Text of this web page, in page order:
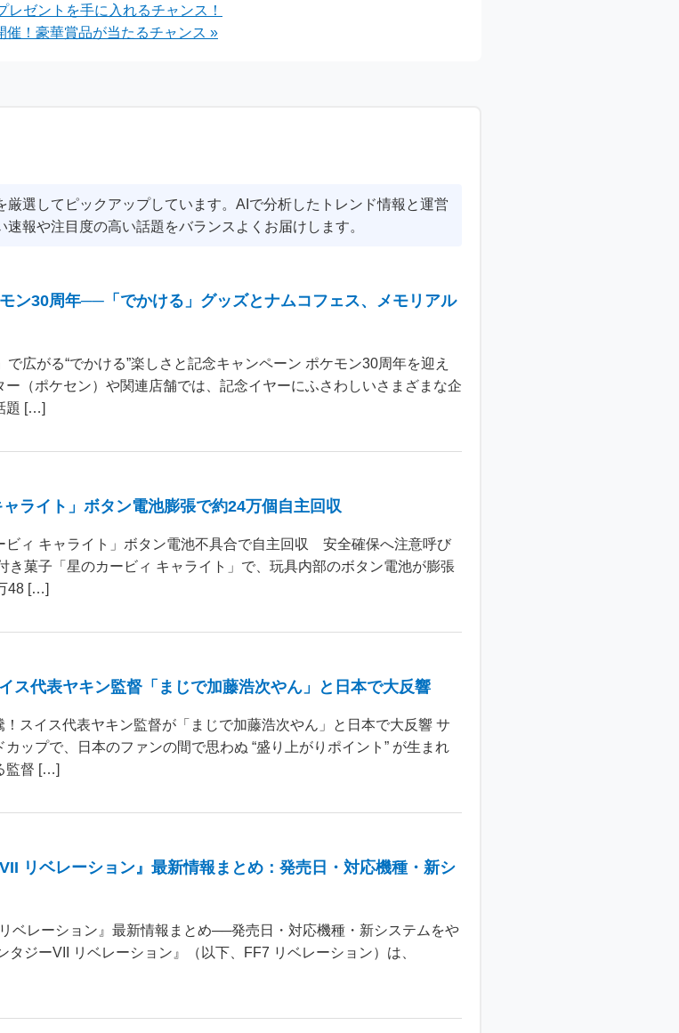
中
10%OFFキャンペーン
実施中
ゼントを手に入れるチャンス！
！豪華賞品が当たるチャンス »
選してピックアップしています。AIで分析したトレンド情報と運営
報や注目度の高い話題をバランスよくお届けします。
ン30周年──「でかける」グッズとナムコフェス、メモリアル
広がる“でかける”楽しさと記念キャンペーン ポケモン30周年を迎え
（ポケセン）や関連店舗では、記念イヤーにふさわしいさまざまな企
題 […]
ライト」ボタン電池膨張で約24万個自主回収
ビィ キャライト」ボタン電池不具合で自主回収 安全確保へ注意呼び
き菓子「星のカービィ キャライト」で、玩具内部のボタン電池が膨張
48 […]
ス代表ヤキン監督「まじで加藤浩次やん」と日本で大反響
スイス代表ヤキン監督が「まじで加藤浩次やん」と日本で大反響 サ
ップで、日本のファンの間で思わぬ “盛り上がりポイント” が生まれ
監督 […]
リベレーション』最新情報まとめ：発売日・対応機種・新シ
ベレーション』最新情報まとめ──発売日・対応機種・新システムをや
タジーVII リベレーション』（以下、FF7 リベレーション）は、